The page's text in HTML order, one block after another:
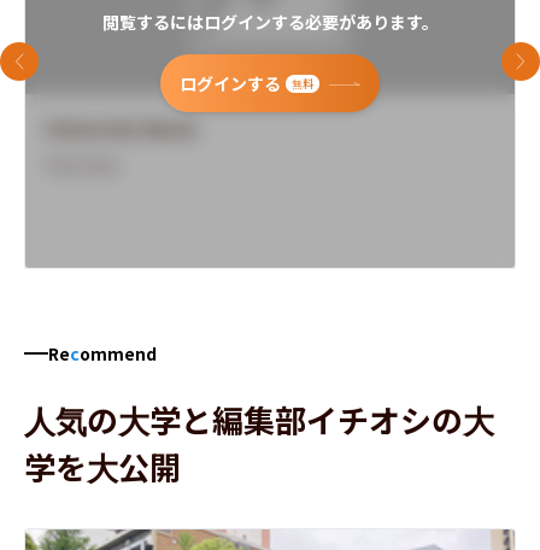
閲覧するにはログインする必要があります。
ログインする 無料
前のスライド 次
Recommend
人気の大学と編集部イチオシの大
学を大公開